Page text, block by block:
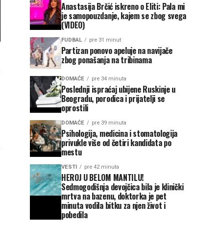
Anastasija Brčić iskreno o Eliti: Pala mi
je samopouzdanje, kajem se zbog svega
(VIDEO)
FUDBAL pre 31 minut
Partizan ponovo apeluje na navijače
zbog ponašanja na tribinama
DOMAĆE pre 34 minuta
Poslednji ispraćaj ubijene Ruskinje u
Beogradu, porodica i prijatelji se
oprostili
DOMAĆE pre 39 minuta
Psihologija, medicina i stomatologija
privukle više od četiri kandidata po
mestu
VESTI pre 42 minuta
HEROJ U BELOM MANTILU!
Sedmogodišnja devojčica bila je klinički
mrtva na bazenu, doktorka je pet
minuta vodila bitku za njen život i
pobedila